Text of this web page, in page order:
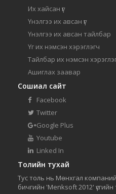
Их хайсан үг
Үнэлгээ их авсан үг
Үнэлгээ их авсан тайлбар
Үг их нэмсэн хэрэглэгч
Тайлбар их нэмсэн
Ашиглах заавар
Сошиал сайт
Facebook
Twitter
Google Plus
Youtube
Linked In
Толийн тухай
Тус толь нь Мөнхгал
бичгийн 'Menksoft 2012'